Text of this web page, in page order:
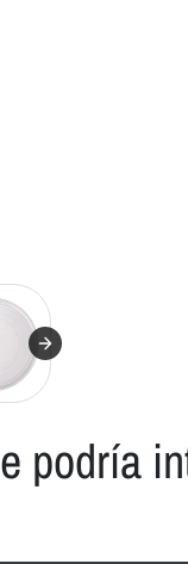
podría